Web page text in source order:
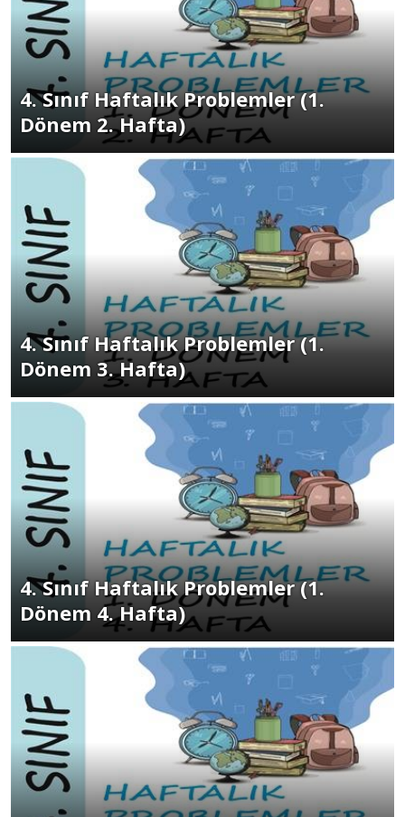
4. Sınıf Haftalık Problemler (1.
Dönem 2. Hafta)
4. Sınıf Haftalık Problemler (1.
Dönem 3. Hafta)
4. Sınıf Haftalık Problemler (1.
Dönem 4. Hafta)